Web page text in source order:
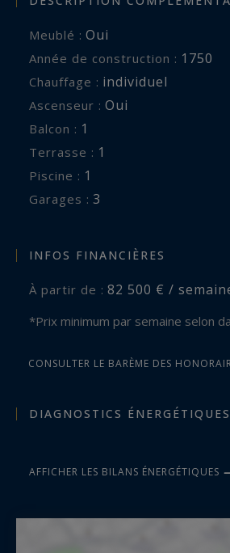
Meublé : Oui
Année de construction : 1750
Chauffage : individuel
Ascenseur : Oui
balcon : 1
terrasse : 1
piscine : 1
garages : 3
INFOS FINANCIÈRES
À partir de : 82 500 € /
*Prix minimum par semaine selon
CONSULTER LE BARÈME DES
DIAGNOSTICS ÉNERGÉTIQUES
AFFICHER LES BILANS ÉNERGÉTIQUES